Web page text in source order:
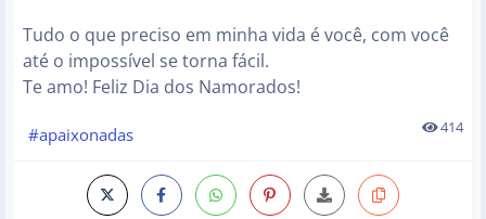
Tudo o que preciso em minha vida é você, com você
até o impossível se torna fácil.
Te amo! Feliz Dia dos Namorados!
#apaixonadas 414